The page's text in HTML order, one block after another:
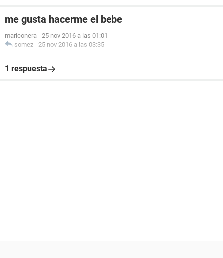
me gusta hacerme el bebe
mariconera - 25 nov 2016 a las 01:01
somez - 25 nov 2016 a las 03:35
1 respuesta